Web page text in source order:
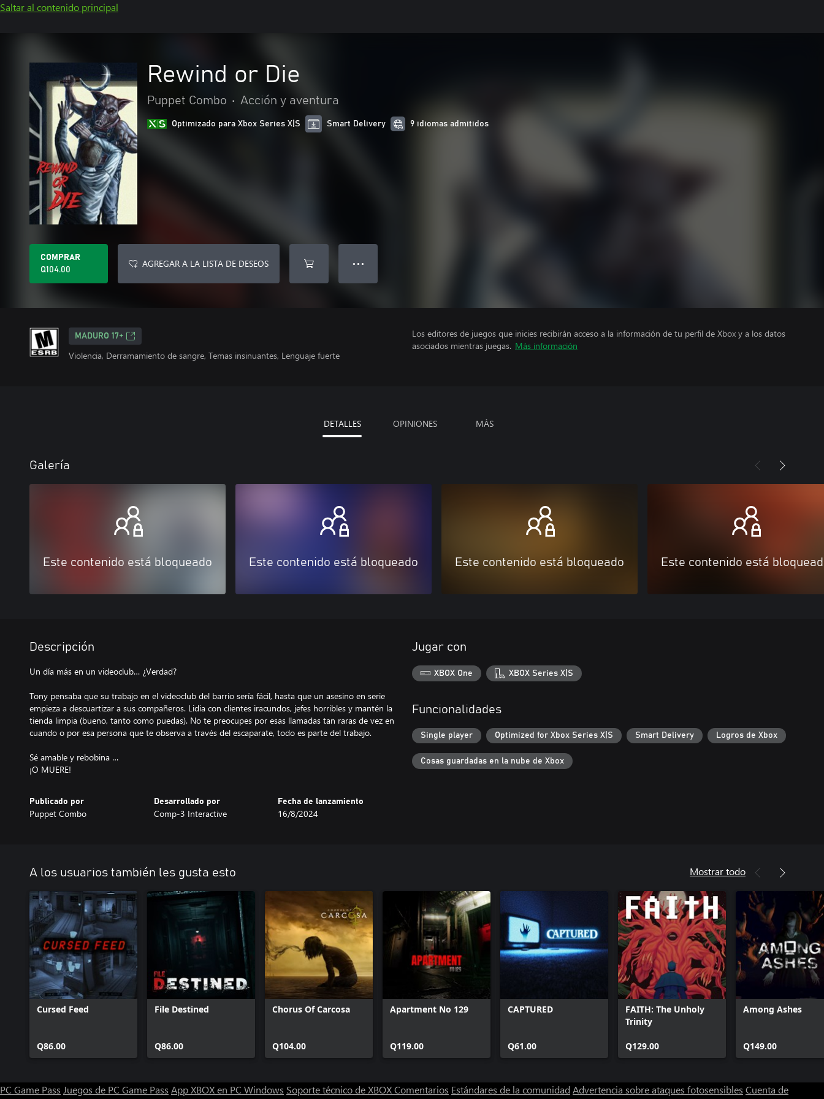
Saltar al contenido principal
Rewind or Die
Puppet Combo • Acción y aventura
Optimizado para Xbox Series X|S Smart Delivery 9 idiomas admitidos
COMPRAR
Q104.00
AGREGAR A LA LISTA DE DESEOS ● ● ●
MADURO 17+
Violencia, Derramamiento de sangre, Temas insinuantes, Lenguaje fuerte
Los editores de juegos que inicies recibirán acceso a la información de tu perfil de Xbox y a los datos
asociados mientras juegas. Más información
DETALLES OPINIONES MÁS
Galería
Este contenido está bloqueado Este contenido está bloqueado Este contenido está bloqueado Este contenido está
Descripción
Un día más en un videoclub… ¿Verdad?
Tony pensaba que su trabajo en el videoclub del barrio sería fácil, hasta que un asesino en serie
empieza a descuartizar a sus compañeros. Lidia con clientes iracundos, jefes horribles y mantén la
tienda limpia (bueno, tanto como puedas). No te preocupes por esas llamadas tan raras de vez en
cuando o por esa persona que te observa a través del escaparate, todo es parte del trabajo.
Sé amable y rebobina …
¡O MUERE!
Publicado por
Puppet Combo
Desarrollado por
Comp-3 Interactive
Fecha de lanzamiento
16/8/2024
Jugar con
XBOX One XBOX Series X|S
Funcionalidades
Single player Optimized for Xbox Series X|S Smart Delivery Logros de Xbox
Cosas guardadas en la nube de Xbox
A los usuarios también les gusta esto Mostrar todo
Cursed Feed
Q86.00
File Destined
Q86.00
Chorus Of Carcosa
Q104.00
Apartment No 129
Q119.00
CAPTURED
Q61.00
FAITH: The Unholy
Trinity
Q129.00
Among Ashes
Q149.00
PC Game Pass Juegos de PC Game Pass App XBOX en PC Windows Soporte técnico de XBOXComentarios Estándares de la comunidad Advertencia sobre ataques fotosensibles Cuenta de